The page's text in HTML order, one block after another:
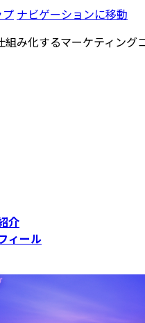
プ ナビゲーションに移動
組み化するマーケティング
介
ィール